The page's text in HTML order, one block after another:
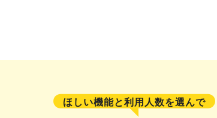
ほしい機能と利用人数を選んで